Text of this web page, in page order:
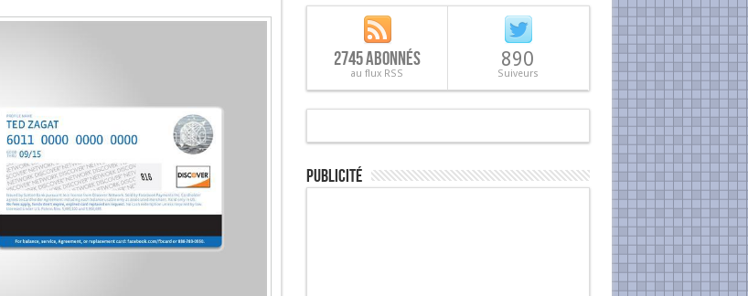
2745 Abonnés
au flux RSS
890
Suiveurs
Publicité